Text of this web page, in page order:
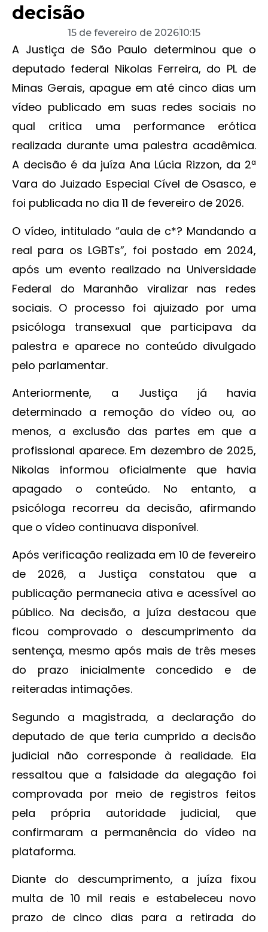
decisão
15 de fevereiro de 202610:15
A Justiça de São Paulo determinou que o
deputado federal Nikolas Ferreira, do PL de
Minas Gerais, apague em até cinco dias um
vídeo publicado em suas redes sociais no
qual critica uma performance erótica
realizada durante uma palestra acadêmica.
A decisão é da juíza Ana Lúcia Rizzon, da 2ª
Vara do Juizado Especial Cível de Osasco, e
foi publicada no dia 11 de fevereiro de 2026.
O vídeo, intitulado “aula de c*? Mandando a
real para os LGBTs”, foi postado em 2024,
após um evento realizado na Universidade
Federal do Maranhão viralizar nas redes
sociais. O processo foi ajuizado por uma
psicóloga transexual que participava da
palestra e aparece no conteúdo divulgado
pelo parlamentar.
Anteriormente, a Justiça já havia
determinado a remoção do vídeo ou, ao
menos, a exclusão das partes em que a
profissional aparece. Em dezembro de 2025,
Nikolas informou oficialmente que havia
apagado o conteúdo. No entanto, a
psicóloga recorreu da decisão, afirmando
que o vídeo continuava disponível.
Após verificação realizada em 10 de fevereiro
de 2026, a Justiça constatou que a
publicação permanecia ativa e acessível ao
público. Na decisão, a juíza destacou que
ficou comprovado o descumprimento da
sentença, mesmo após mais de três meses
do prazo inicialmente concedido e de
reiteradas intimações.
Segundo a magistrada, a declaração do
deputado de que teria cumprido a decisão
judicial não corresponde à realidade. Ela
ressaltou que a falsidade da alegação foi
comprovada por meio de registros feitos
pela própria autoridade judicial, que
confirmaram a permanência do vídeo na
plataforma.
Diante do descumprimento, a juíza fixou
multa de 10 mil reais e estabeleceu novo
prazo de cinco dias para a retirada do